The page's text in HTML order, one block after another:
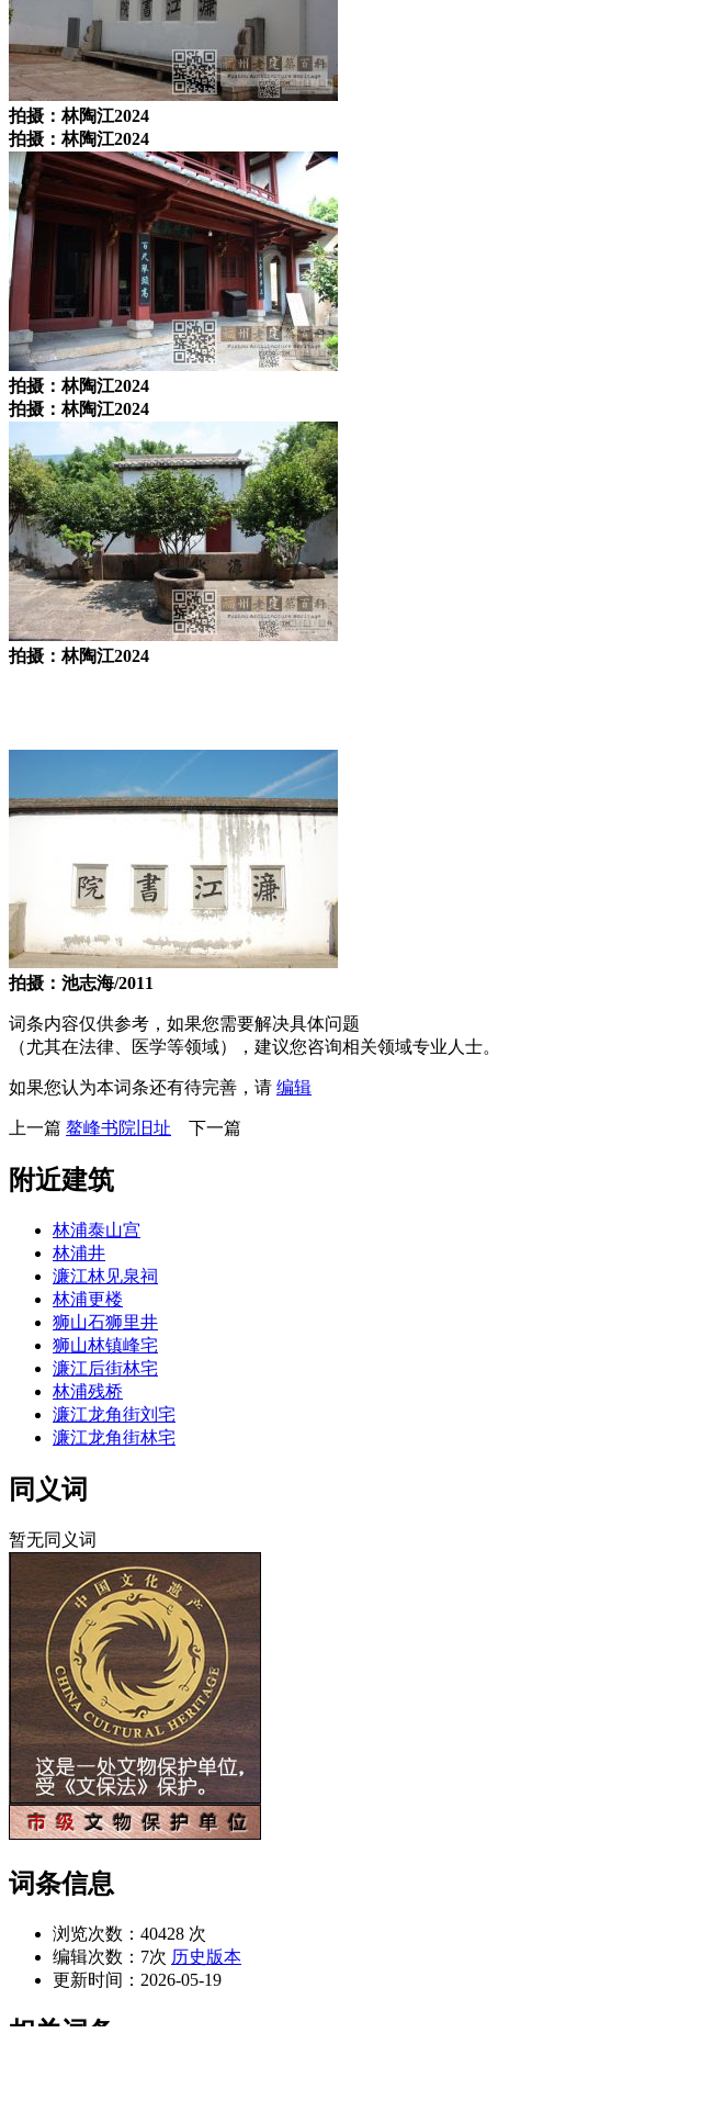
拍摄：林陶江2024
拍摄：林陶江2024
拍摄：林陶江2024
拍摄：林陶江2024
拍摄：林陶江2024
拍摄：池志海/2011
词条内容仅供参考，如果您需要解决具体问题
（尤其在法律、医学等领域），建议您咨询相关领域专业人士。
如果您认为本词条还有待完善，请 编辑
上一篇 鳌峰书院旧址 下一篇
附近建筑
林浦泰山宫
林浦井
濂江林见泉祠
林浦更楼
狮山石狮里井
狮山林镇峰宅
濂江后街林宅
林浦残桥
濂江龙角街刘宅
濂江龙角街林宅
同义词
暂无同义词
词条信息
浏览次数： 40428 次
编辑次数： 7次 历史版本
更新时间： 2026-05-19
相关词条